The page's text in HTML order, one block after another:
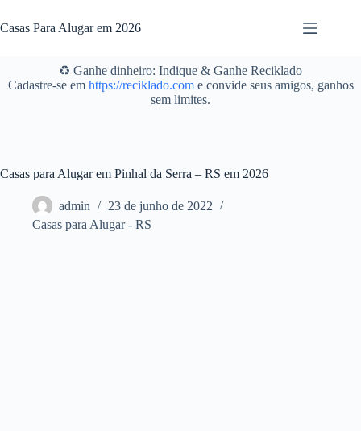
para
o
Casas Para Alugar em 2026
♻️ Ganhe dinheiro: Indique & Ganhe Reciklado
Cadastre-se em https://reciklado.come convide seus amigos, ganhos
sem limites.
Casas para Alugar em Pinhal da Serra – RS em 2026
admin
23 de junho de 2022
Casas para Alugar - RS